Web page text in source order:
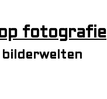
fotografie
bilderwelten